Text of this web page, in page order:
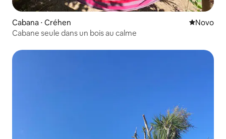
Cabana ⋅ Créhen Novo
Novo
Cabane seule dans un bois au calme